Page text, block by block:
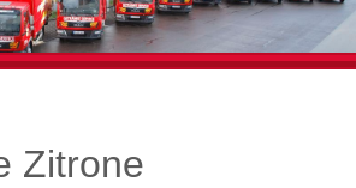
Zitrone